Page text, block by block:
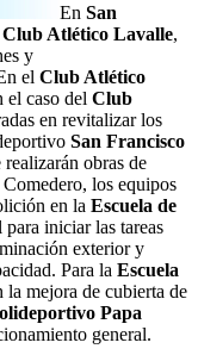
En San
Club Atlético Lavalle,
y
el Club Atlético
el caso del Club
en revitalizar los
San Francisco
obras de
los equipos
en la Escuela de
iniciar las tareas
exterior y
Para la Escuela
la mejora de cubierta de
Papa
general.